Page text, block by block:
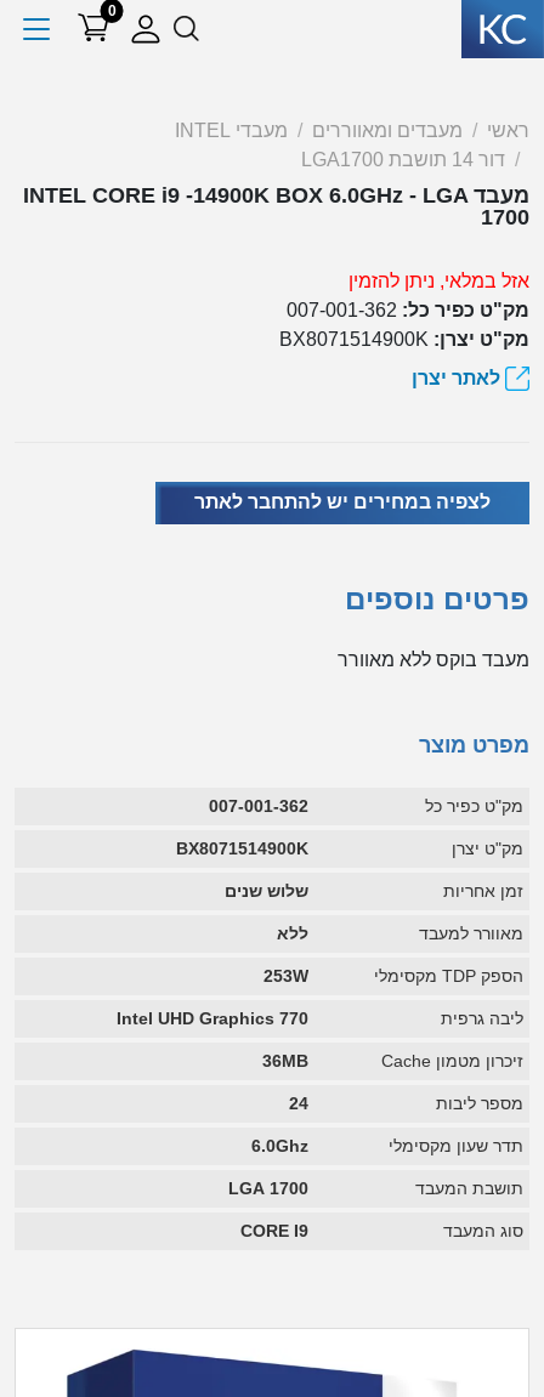
0
ראשי מעבדים ומאווררים
מעבדי INTEL
דור 14 תושבת LGA1700
מעבד INTEL CORE i9 -14900K BOX 6.0GHz - LGA
1700
אזל במלאי, ניתן להזמין
מק"ט כפיר כל: 007-001-362
מק"ט יצרן: BX8071514900K
לאתר יצרן
לצפיה במחירים יש להתחבר לאתר
פרטים נוספים
מעבד בוקס ללא מאוורר
מפרט מוצר
מק"ט כפיר כל 007-001-362
מק"ט יצרן BX8071514900K
זמן אחריות שלוש שנים
מאוורר למעבד ללא
הספק TDP מקסימלי 253W
ליבה גרפית Intel UHD Graphics 770
זיכרון מטמון Cache 36MB
מספר ליבות 24
תדר שעון מקסימלי 6.0Ghz
תושבת המעבד LGA 1700
סוג המעבד CORE I9